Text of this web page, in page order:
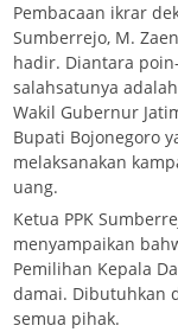
Pembacaan ikrar
Sumberrejo, M.
hadir. Diantara
salahsatunya
Wakil Gubernur
Bupati Bojonegoro
melaksanakan
uang.
Ketua PPK
menyampaikan
Pemilihan Kepala
damai. Dibutuhkan
semua pihak.